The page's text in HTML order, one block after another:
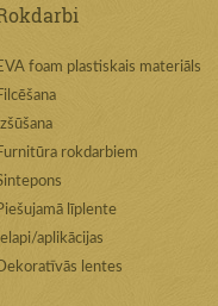
foam plastiskais materiāls
Izšūšana
rokdarbiem
līplente
Ielapi/aplikācijas
lentes